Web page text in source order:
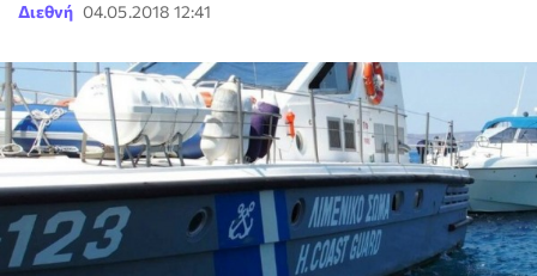
Διεθνή 04.05.2018 12:41